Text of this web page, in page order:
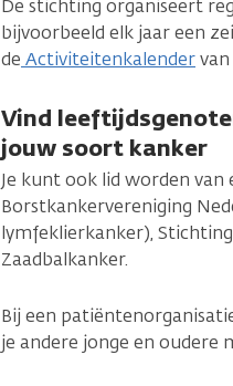
De stichting organiseert
bijvoorbeeld elk jaar een
de Activiteitenkalender
Vind
jouw soort kanker
Je kunt ook lid worden
Borstkankervereniging
lymfeklierkanker),
Zaadbalkanker.
Bij een
je andere jonge en oudere